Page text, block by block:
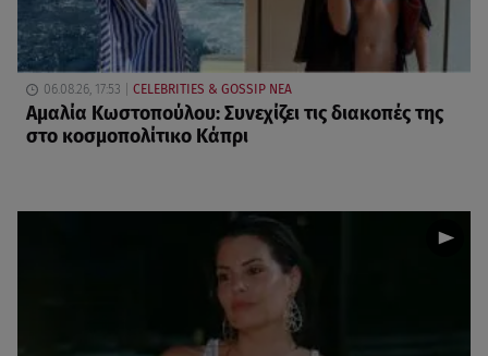
06.08.26, 17:53 CELEBRITIES & GOSSIP ΝΕΑ
Αμαλία Κωστοπούλου: Συνεχίζει τις διακοπές της
στο κοσμοπολίτικο Κάπρι